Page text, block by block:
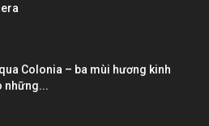
Colonia – ba mùi hương kinh
những...